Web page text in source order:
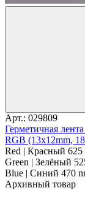
Арт.: 029809
Герметичная
RGB (13х12mm,
Red | Красный 625
Green | Зелёный
Blue | Синий 470
Архивный товар